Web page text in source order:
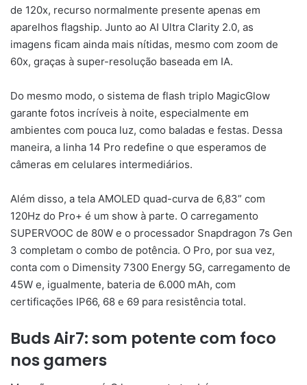
de 120x, recurso normalmente presente apenas em
aparelhos flagship. Junto ao AI Ultra Clarity 2.0, as
imagens ficam ainda mais nítidas, mesmo com zoom de
60x, graças à super-resolução baseada em IA.
Do mesmo modo, o sistema de flash triplo MagicGlow
garante fotos incríveis à noite, especialmente em
ambientes com pouca luz, como baladas e festas. Dessa
maneira, a linha 14 Pro redefine o que esperamos de
câmeras em celulares intermediários.
Além disso, a tela AMOLED quad-curva de 6,83” com
120Hz do Pro+ é um show à parte. O carregamento
SUPERVOOC de 80W e o processador Snapdragon 7s Gen
3 completam o combo de potência. O Pro, por sua vez,
conta com o Dimensity 7300 Energy 5G, carregamento de
45W e, igualmente, bateria de 6.000 mAh, com
certificações IP66, 68 e 69 para resistência total.
Buds Air7: som potente com foco
nos gamers